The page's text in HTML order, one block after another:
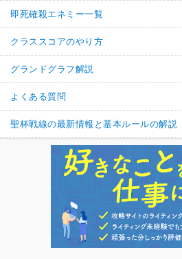
即死確殺エネミー一覧
クラススコアのやり方
グランドグラフ解説
よくある質問
聖杯戦線の最新情報と基本ルールの解説